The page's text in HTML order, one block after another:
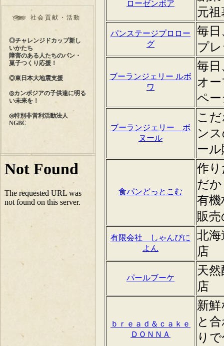
社会貢献・活動
◎チャレンジドカップ新し
いかたち
障害のある人たちのパン・
菓子つくり応援！
◎東日本大地震支援
◎カンボジアの子供達に明る
い未来を！
◎特別非営利活動法人
NGBC